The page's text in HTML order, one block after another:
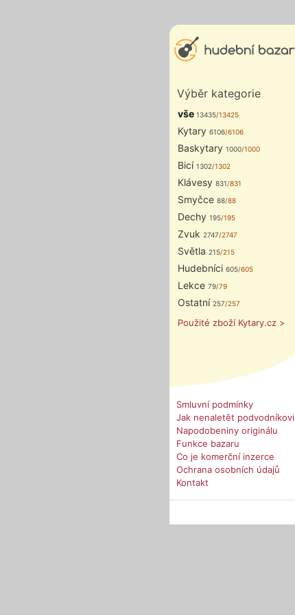
Výběr kategorie
vše 13435/13425
Kytary 6106/6106
Baskytary 1000/1000
Bicí 1302/1302
Klávesy 831/831
Smyčce 88/88
Dechy 195/195
Zvuk 2747/2747
Světla 215/215
Hudebníci 605/605
Lekce 79/79
Ostatní 257/257
Použité zboží Kytary.cz >
Smluvní podmínky
Jak nenaletět podvodníkovi
Napodobeniny originálu
Funkce bazaru
Co je komerční inzerce
Ochrana osobních údajů
Kontakt